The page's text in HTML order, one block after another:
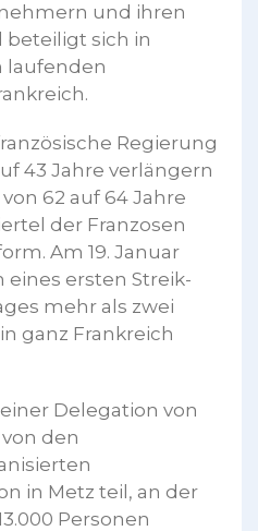
und ihren
beteiligt sich in
laufenden
Regierung
43 Jahre verlängern
62 auf 64 Jahre
der Franzosen
Am 19. Januar
eines ersten Streik-
mehr als zwei
ganz Frankreich
Delegation von
den
in Metz teil, an der
Personen